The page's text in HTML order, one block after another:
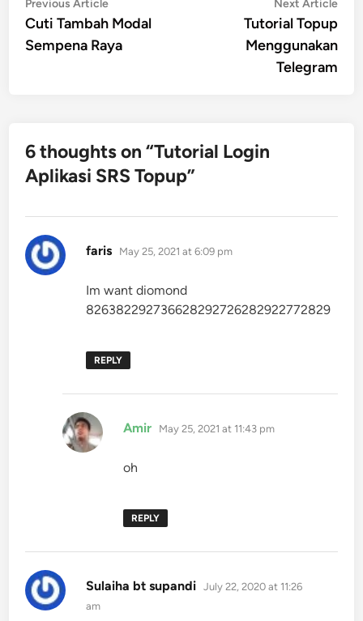
Post
navigation
Previous Article
article:
Cuti Tambah Modal
Sempena Raya
Next Article
Tutorial Topup
Menggunakan
Telegram
6 thoughts on “Tutorial Login
Aplikasi SRS Topup”
faris says:
May 25, 2021 at 6:09 pm
Im want diomond
826382292736628292726282922772829
REPLY
Amir says:
May 25, 2021 at 11:43 pm
oh
REPLY
Sulaiha bt supandi says:
July 22, 2020 at 11:26
am